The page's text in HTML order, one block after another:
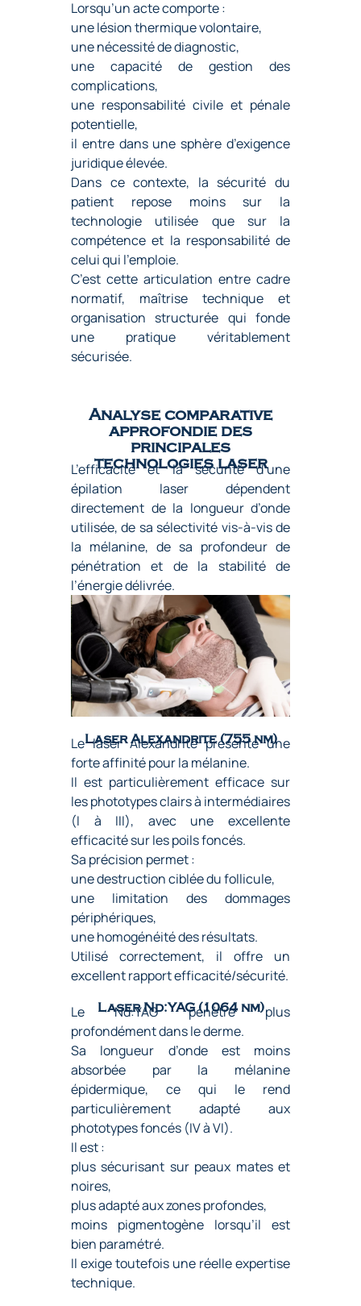
Lorsqu’un acte comporte :
une lésion thermique volontaire,
une nécessité de diagnostic,
une capacité de gestion des
complications,
une responsabilité civile et pénale
potentielle,
il entre dans une sphère d’exigence
juridique élevée.
Dans ce contexte, la sécurité du
patient repose moins sur la
technologie utilisée que sur la
compétence et la responsabilité de
celui qui l’emploie.
C’est cette articulation entre cadre
normatif, maîtrise technique et
organisation structurée qui fonde
une pratique véritablement
sécurisée.
Analyse comparative
approfondie des
principales
technologies laser
L’efficacité et la sécurité d’une
épilation laser dépendent
directement de la longueur d’onde
utilisée, de sa sélectivité vis-à-vis de
la mélanine, de sa profondeur de
pénétration et de la stabilité de
l’énergie délivrée.
Laser Alexandrite (755 nm)
Le laser Alexandrite présente une
forte affinité pour la mélanine.
Il est particulièrement efficace sur
les phototypes clairs à intermédiaires
(I à III), avec une excellente
efficacité sur les poils foncés.
Sa précision permet :
une destruction ciblée du follicule,
une limitation des dommages
périphériques,
une homogénéité des résultats.
Utilisé correctement, il offre un
excellent rapport efficacité/sécurité.
Laser Nd:YAG (1064 nm)
Le Nd:YAG pénètre plus
profondément dans le derme.
Sa longueur d’onde est moins
absorbée par la mélanine
épidermique, ce qui le rend
particulièrement adapté aux
phototypes foncés (IV à VI).
Il est :
plus sécurisant sur peaux mates et
noires,
plus adapté aux zones profondes,
moins pigmentogène lorsqu’il est
bien paramétré.
Il exige toutefois une réelle expertise
technique.